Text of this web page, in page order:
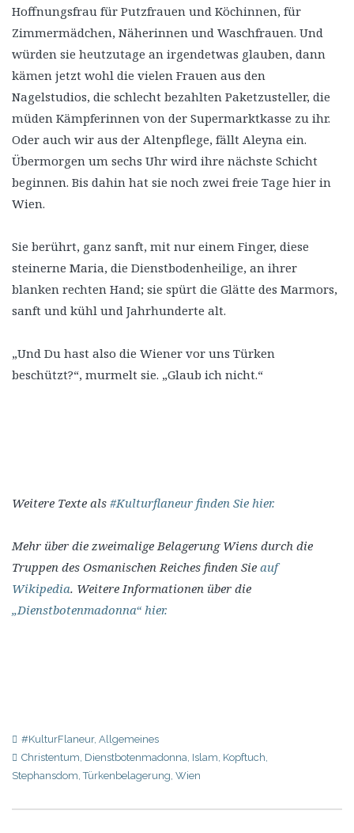
Hoffnungsfrau für Putzfrauen und Köchinnen, für
Zimmermädchen, Näherinnen und Waschfrauen. Und
würden sie heutzutage an irgendetwas glauben, dann
kämen jetzt wohl die vielen Frauen aus den
Nagelstudios, die schlecht bezahlten Paketzusteller, die
müden Kämpferinnen von der Supermarktkasse zu ihr.
Oder auch wir aus der Altenpflege, fällt Aleyna ein.
Übermorgen um sechs Uhr wird ihre nächste Schicht
beginnen. Bis dahin hat sie noch zwei freie Tage hier in
Wien.
Sie berührt, ganz sanft, mit nur einem Finger, diese
steinerne Maria, die Dienstbodenheilige, an ihrer
blanken rechten Hand; sie spürt die Glätte des Marmors,
sanft und kühl und Jahrhunderte alt.
„Und Du hast also die Wiener vor uns Türken
beschützt?“, murmelt sie. „Glaub ich nicht.“
Weitere Texte als #Kulturflaneur finden Sie hier.
Mehr über die zweimalige Belagerung Wiens durch die
Truppen des Osmanischen Reiches finden Sie auf
Wikipedia. Weitere Informationen über die
„Dienstbotenmadonna“ hier.
#KulturFlaneur, Allgemeines
Christentum Dienstbotenmadonna Islam Kopftuch
Stephansdom ,Türkenbelagerung Wien